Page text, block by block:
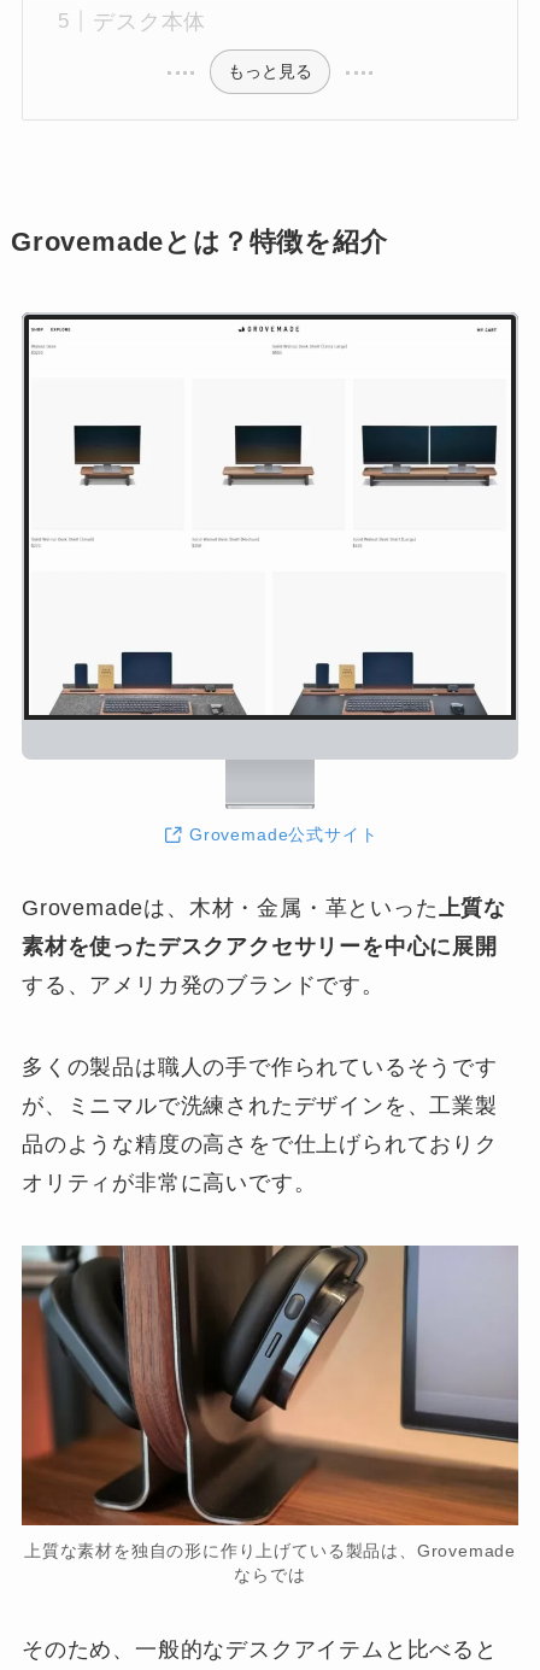
デスク本体
もっと見る
Grovemadeとは？特徴を紹介
Grovemade公式サイト
Grovemadeは、木材・金属・革といった上質な
素材を使ったデスクアクセサリーを中心に展開
する、アメリカ発のブランドです。
多くの製品は職人の手で作られているそうです
が、ミニマルで洗練されたデザインを、工業製
品のような精度の高さをで仕上げられておりク
オリティが非常に高いです。
上質な素材を独自の形に作り上げている製品は、Grovemade
ならでは
そのため、一般的なデスクアイテムと比べると